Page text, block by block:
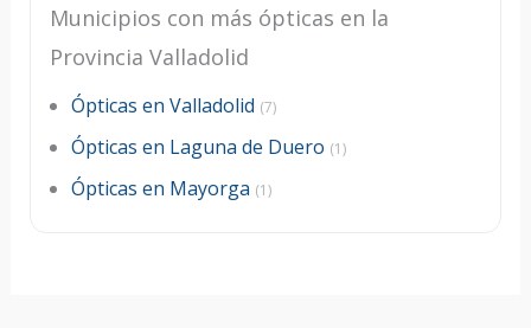
Municipios con más ópticas en la
Provincia Valladolid
Ópticas en Valladolid (7)
Ópticas en Laguna de Duero (1)
Ópticas en Mayorga (1)